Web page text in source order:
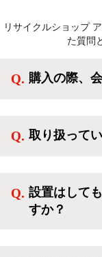
リサイクルショップ
た質問
購入の際、
方、登録しな
取り扱って
活を応援する
電、調理家電
設置はして
すか？